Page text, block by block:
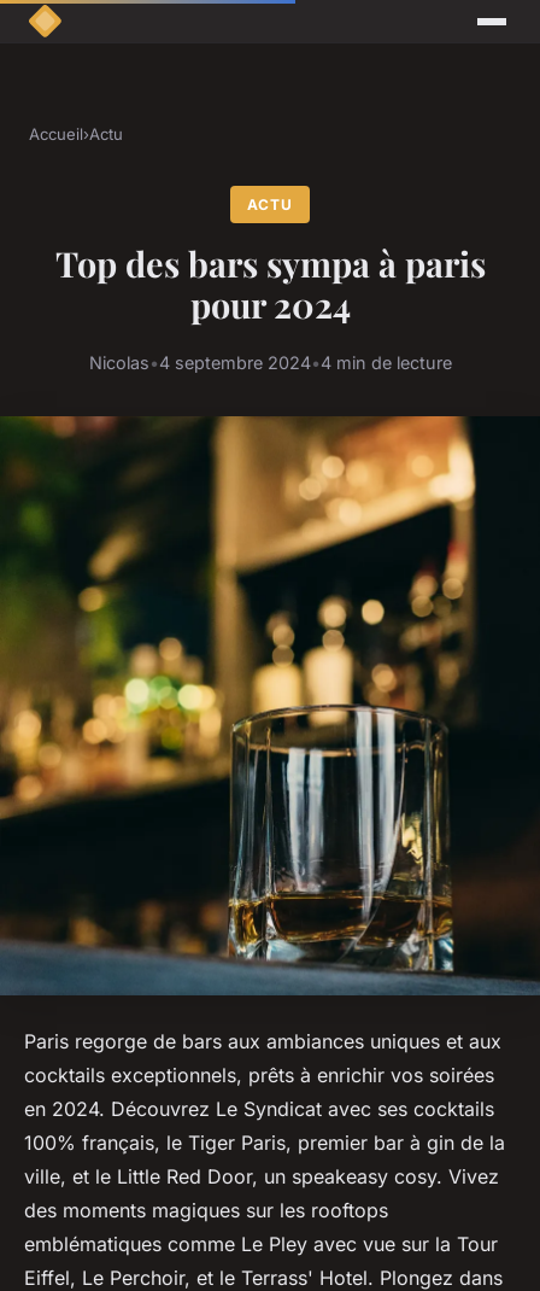
Accueil›Actu
ACTU
Top des bars sympa à paris
pour 2024
Nicolas•4 septembre 2024•4 min de lecture
Paris regorge de bars aux ambiances uniques et aux
cocktails exceptionnels, prêts à enrichir vos soirées
en 2024. Découvrez Le Syndicat avec ses cocktails
100% français, le Tiger Paris, premier bar à gin de la
ville, et le Little Red Door, un speakeasy cosy. Vivez
des moments magiques sur les rooftops
emblématiques comme Le Pley avec vue sur la Tour
Eiffel, Le Perchoir, et le Terrass' Hotel. Plongez dans